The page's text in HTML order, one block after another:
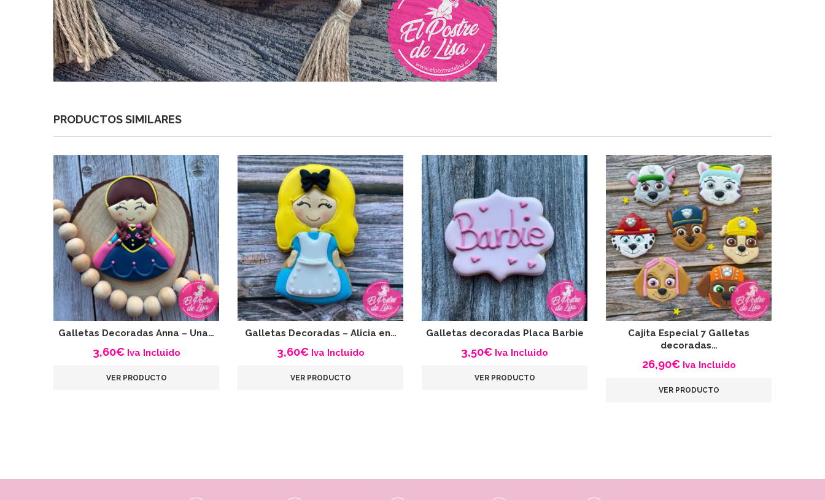
PRODUCTOS SIMILARES
Galletas Decoradas Anna – Una…
3,60€ Iva Incluido
VER PRODUCTO
Galletas Decoradas – Alicia en…
3,60€ Iva Incluido
VER PRODUCTO
Galletas decoradas Placa Barbie
3,50€ Iva Incluido
VER PRODUCTO
Cajita Especial 7 Galletas
decoradas…
26,90€ Iva Incluido
VER PRODUCTO